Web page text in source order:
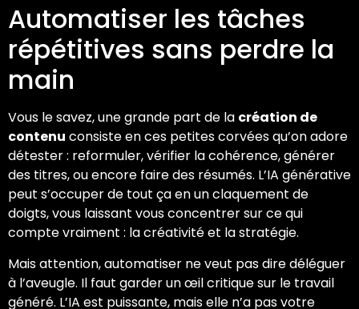
Automatiser les tâches
répétitives sans perdre la
main
Vous le savez, une grande part de la création de
contenu consiste en ces petites corvées qu’on adore
détester : reformuler, vérifier la cohérence, générer
des titres, ou encore faire des résumés. L’IA générative
peut s’occuper de tout ça en un claquement de
doigts, vous laissant vous concentrer sur ce qui
compte vraiment : la créativité et la stratégie.
Mais attention, automatiser ne veut pas dire déléguer
à l’aveugle. Il faut garder un œil critique sur le travail
généré. L’IA est puissante, mais elle n’a pas votre